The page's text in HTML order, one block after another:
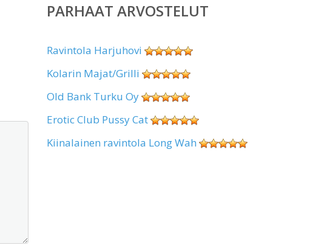
PARHAAT ARVOSTELUT
Ravintola Harjuhovi
Kolarin Majat/Grilli
Old Bank Turku Oy
Erotic Club Pussy Cat
Kiinalainen ravintola Long Wah